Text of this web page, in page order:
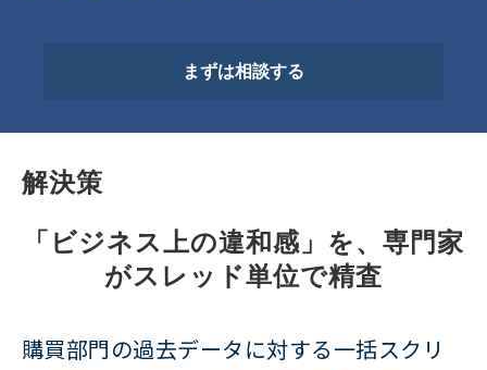
まずは相談する
解決策
「ビジネス上の違和感」を、専門家
がスレッド単位で精査
購買部門の過去データに対する一括スクリ